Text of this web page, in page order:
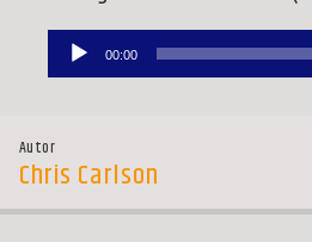
Audio-
Player
00:00
Autor
Chris Carlson